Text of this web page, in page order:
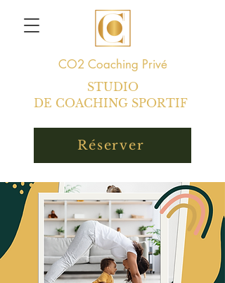
CO2 Coaching Privé
STUDIO
DE COACHING SPORTIF
Réserver